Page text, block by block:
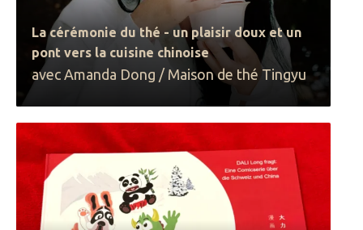
La cérémonie du thé - un plaisir doux et un
pont vers la cuisine chinoise
avec Amanda Dong / Maison de thé Tingyu